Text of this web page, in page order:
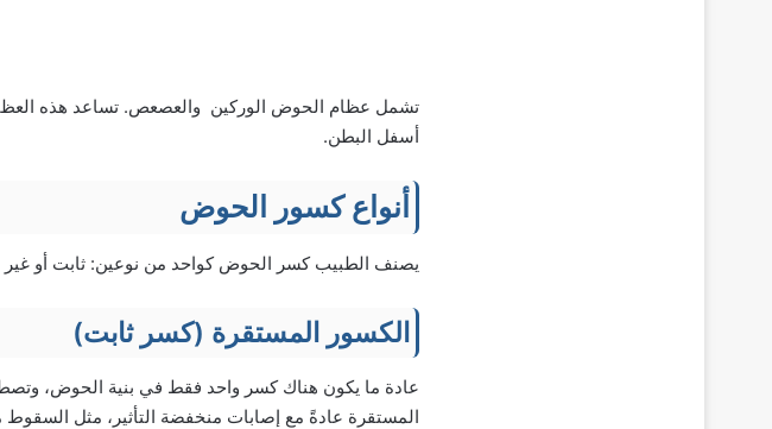
تشمل عظام الحوض الوركين والعصعص. تساعد هذه
أسفل البطن.
أنواع كسور الحوض
يصنف الطبيب كسر الحوض كواحد من نوعين: ثابت أو
الكسور المستقرة (كسر ثابت)
عادة ما يكون هناك كسر واحد فقط في بنية الحوض،
المستقرة عادةً مع إصابات منخفضة التأثير، مثل